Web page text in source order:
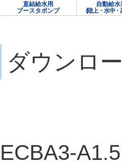
直結給水用
ブースタポンプ
自動給水
(陸上・水中・
ダウンロ
ECBA3-